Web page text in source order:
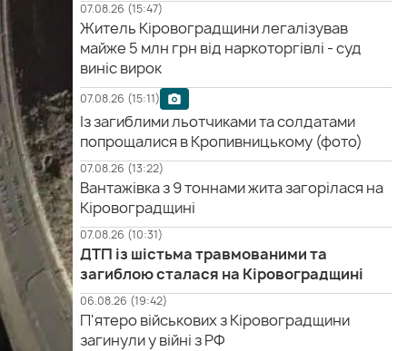
07.08.26 (15:47)
Житель Кіровоградщини легалізував
майже 5 млн грн від наркоторгівлі - суд
виніс вирок
07.08.26 (15:11)
Із загиблими льотчиками та солдатами
попрощалися в Кропивницькому (фото)
07.08.26 (13:22)
Вантажівка з 9 тоннами жита загорілася на
Кіровоградщині
07.08.26 (10:31)
ДТП із шістьма травмованими та
загиблою сталася на Кіровоградщині
06.08.26 (19:42)
П'ятеро військових з Кіровоградщини
загинули у війні з РФ